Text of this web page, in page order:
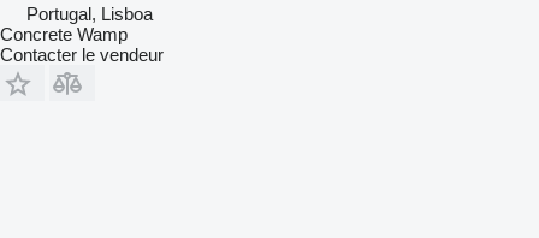
Portugal, Lisboa
Concrete Wamp
Contacter le vendeur